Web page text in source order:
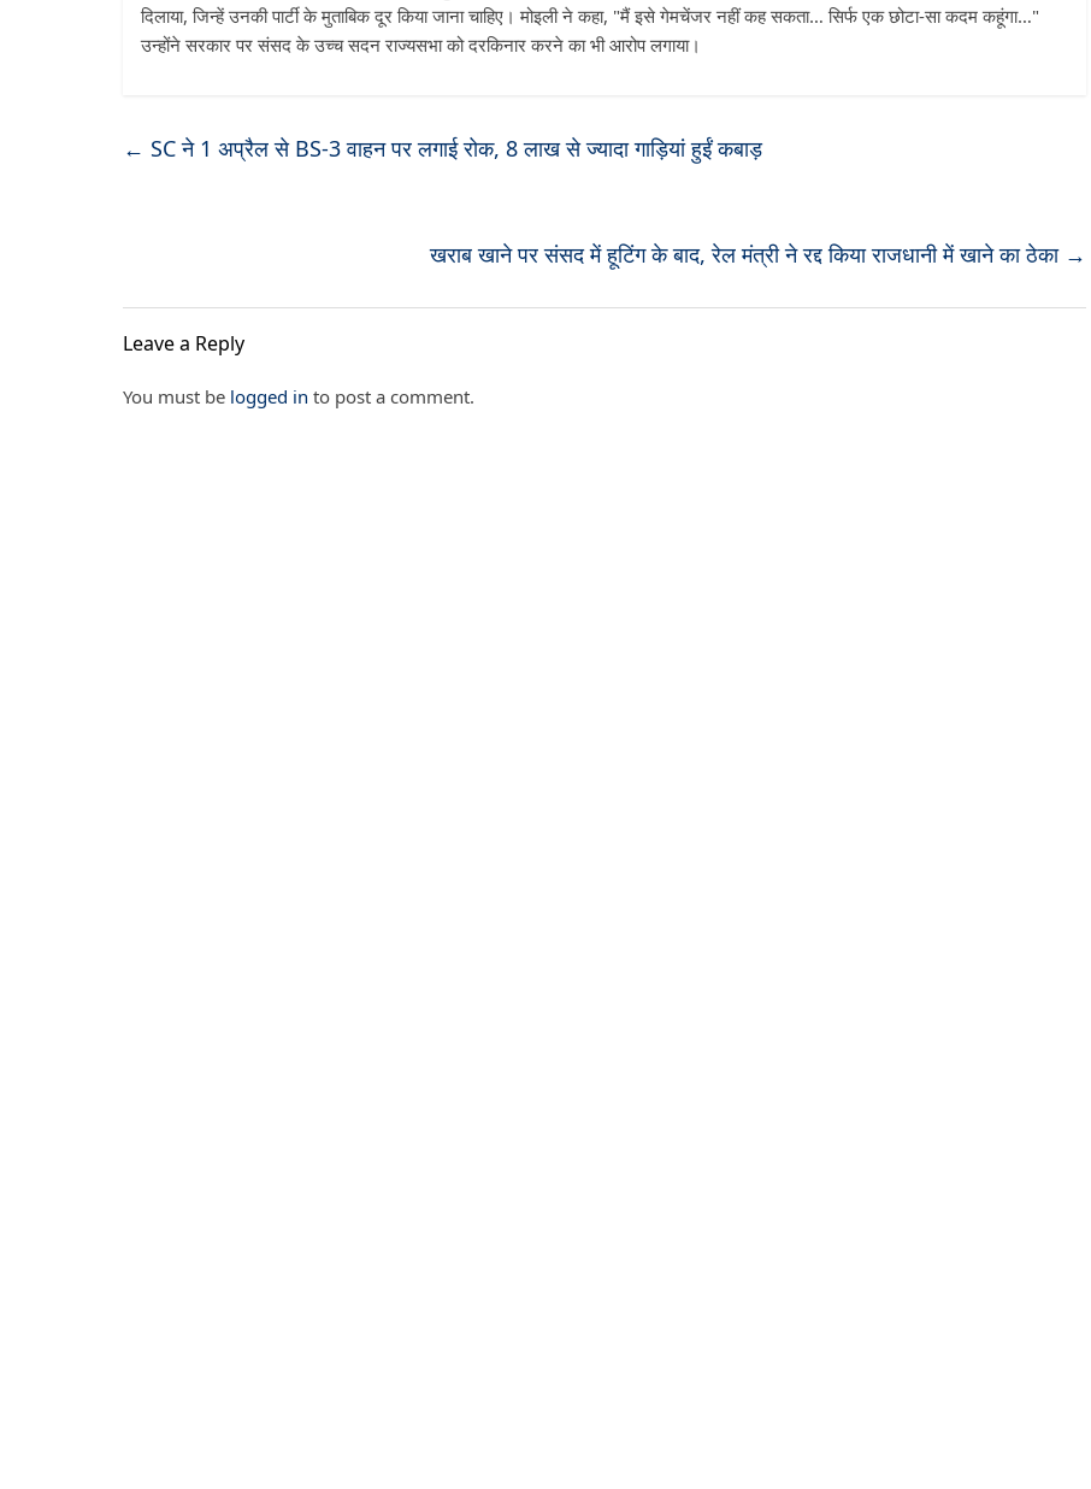
दिलाया, जिन्हें उनकी पार्टी के मुताबिक दूर किया जाना चाहिए। मोइली ने कहा, "मैं इसे गेमचेंजर नहीं कह सकता… सिर्फ एक छोटा-सा कदम कहूंगा…"
उन्होंने सरकार पर संसद के उच्च सदन राज्यसभा को दरकिनार करने का भी आरोप लगाया।
← SC ने 1 अप्रैल से BS-3 वाहन पर लगाई रोक, 8 लाख से ज्यादा गाड़ियां हुईं कबाड़
खराब खाने पर संसद में हूटिंग के बाद, रेल मंत्री ने रद्द किया राजधानी में खाने का ठेका →
Leave a Reply
You must be logged in to post a comment.